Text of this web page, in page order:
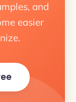
and
easier